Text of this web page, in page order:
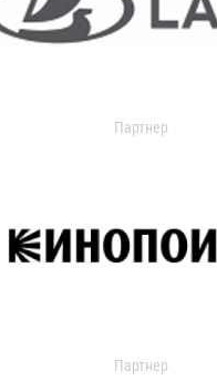
Партнер
Партнер